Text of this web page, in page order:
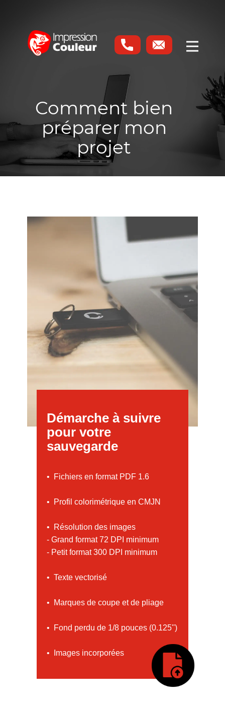
Produits
Services
À Propos
Emploi
Contact
Comment bien
préparer mon
projet
Démarche à suivre
pour votre
sauvegarde
• Fichiers en format PDF 1.6
• Profil colorimétrique en CMJN
• Résolution des images
- Grand format 72 DPI minimum
- Petit format 300 DPI minimum
• Texte vectorisé
• Marques de coupe et de pliage
• Fond perdu de 1/8 pouces (0.125'')
• Images incorporées